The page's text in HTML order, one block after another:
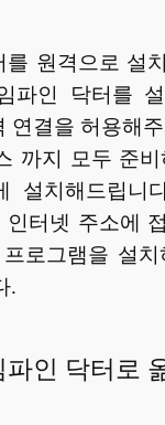
를 원격으로 설
파인 닥터를
연결을 허용해
까지 모두 준
설치해드립니
인터넷 주소에
로그램을 설
.
인 닥터로